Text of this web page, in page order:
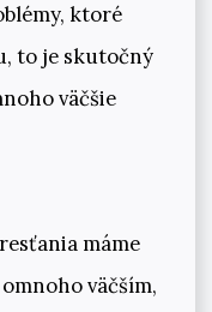
ktoré
to je skutočný
väčšie
máme
väčším,